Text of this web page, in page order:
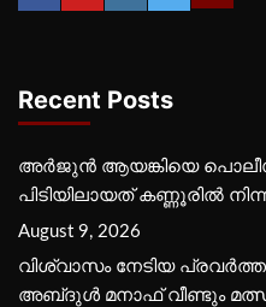
Recent Posts
അർജുൻ ആയങ്കിയെ
പിടിയിലായത് കണ്ണൂരിൽ
August 9, 2026
വിശ്വാസം നേടിയ
അബ്‌ദുൾ മനാഫ് വീണ്ടും